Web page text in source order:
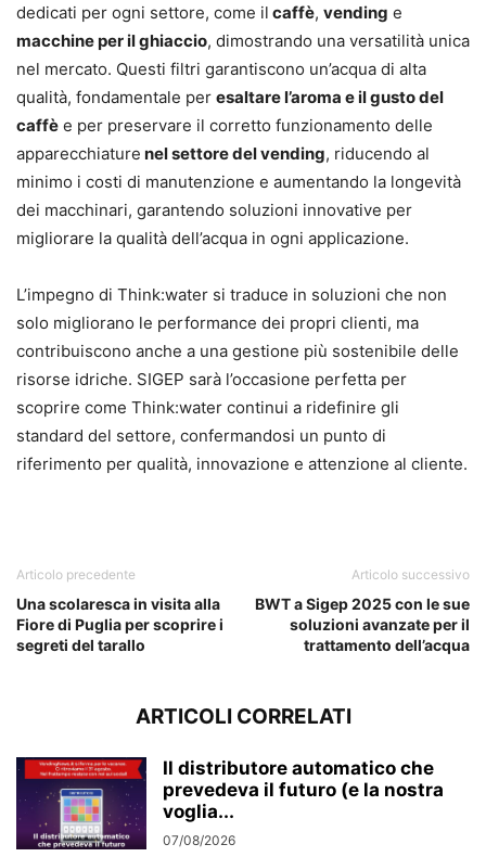
dedicati per ogni settore, come il caffè, vending e
macchine per il ghiaccio, dimostrando una versatilità unica
nel mercato. Questi filtri garantiscono un’acqua di alta
qualità, fondamentale per esaltare l’aroma e il gusto del
caffè e per preservare il corretto funzionamento delle
apparecchiature nel settore del vending, riducendo al
minimo i costi di manutenzione e aumentando la longevità
dei macchinari, garantendo soluzioni innovative per
migliorare la qualità dell’acqua in ogni applicazione.
L’impegno di Think:water si traduce in soluzioni che non
solo migliorano le performance dei propri clienti, ma
contribuiscono anche a una gestione più sostenibile delle
risorse idriche. SIGEP sarà l’occasione perfetta per
scoprire come Think:water continui a ridefinire gli
standard del settore, confermandosi un punto di
riferimento per qualità, innovazione e attenzione al cliente.
Articolo precedente
Una scolaresca in visita alla
Fiore di Puglia per scoprire i
segreti del tarallo
Articolo successivo
BWT a Sigep 2025 con le sue
soluzioni avanzate per il
trattamento dell’acqua
ARTICOLI CORRELATI
Il distributore automatico che
prevedeva il futuro (e la nostra
voglia...
07/08/2026